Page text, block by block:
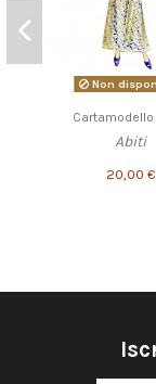
Non
Cartamodello
Abiti
20,00 €